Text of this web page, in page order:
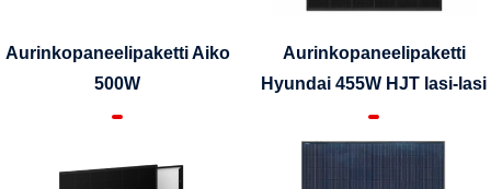
Aurinkopaneelipaketti Aiko
500W
Aurinkopaneelipaketti
Hyundai 455W HJT lasi-lasi